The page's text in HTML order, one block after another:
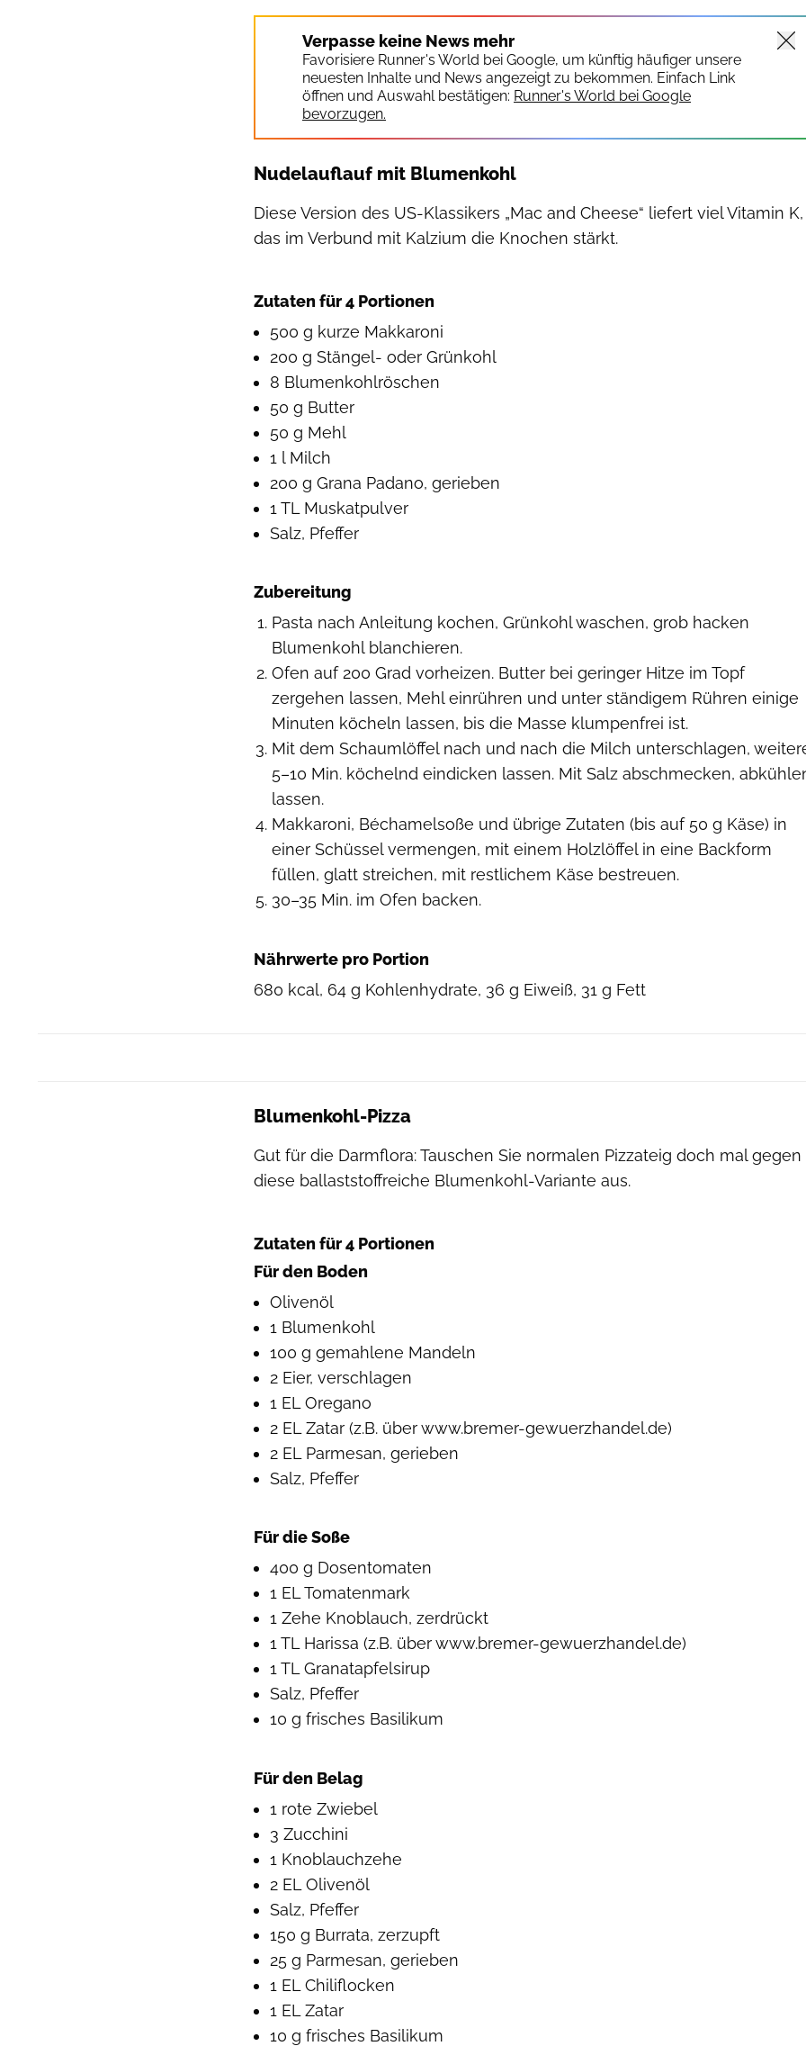
Verpasse keine News mehr
Favorisiere Runner's World bei Google, um künftig häufiger unsere
neuesten Inhalte und News angezeigt zu bekommen. Einfach Link
öffnen und Auswahl bestätigen: Runner's World bei Google
bevorzugen.
Nudelauflauf mit Blumenkohl
Diese Version des US-Klassikers „Mac and Cheese“ liefert viel Vitamin K,
das im Verbund mit Kalzium die Knochen stärkt.
Zutaten für 4 Portionen
500 g kurze Makkaroni
200 g Stängel- oder Grünkohl
8 Blumenkohlröschen
50 g Butter
50 g Mehl
1 l Milch
200 g Grana Padano, gerieben
1 TL Muskatpulver
Salz, Pfeffer
Zubereitung
Pasta nach Anleitung kochen, Grünkohl waschen, grob hacken
Blumenkohl blanchieren.
Ofen auf 200 Grad vorheizen. Butter bei geringer Hitze im Topf
zergehen lassen, Mehl einrühren und unter ständigem Rühren einige
Minuten köcheln lassen, bis die Masse klumpenfrei ist.
Mit dem Schaumlöffel nach und nach die Milch unterschlagen,
5–10 Min. köchelnd eindicken lassen. Mit Salz abschmecken,
lassen.
Makkaroni, Béchamelsoße und übrige Zutaten (bis auf 50 g Käse) in
einer Schüssel vermengen, mit einem Holzlöffel in eine Backform
füllen, glatt streichen, mit restlichem Käse bestreuen.
30–35 Min. im Ofen backen.
Nährwerte pro Portion
680 kcal, 64 g Kohlenhydrate, 36 g Eiweiß, 31 g Fett
Blumenkohl-Pizza
Gut für die Darmflora: Tauschen Sie normalen Pizzateig doch mal gegen
diese ballaststoffreiche Blumenkohl-Variante aus.
Zutaten für 4 Portionen
Für den Boden
Olivenöl
1 Blumenkohl
100 g gemahlene Mandeln
2 Eier, verschlagen
1 EL Oregano
2 EL Zatar (z.B. über www.bremer-gewuerzhandel.de)
2 EL Parmesan, gerieben
Salz, Pfeffer
Für die Soße
400 g Dosentomaten
1 EL Tomatenmark
1 Zehe Knoblauch, zerdrückt
1 TL Harissa (z.B. über www.bremer-gewuerzhandel.de)
1 TL Granatapfelsirup
Salz, Pfeffer
10 g frisches Basilikum
Für den Belag
1 rote Zwiebel
3 Zucchini
1 Knoblauchzehe
2 EL Olivenöl
Salz, Pfeffer
150 g Burrata, zerzupft
25 g Parmesan, gerieben
1 EL Chiliflocken
1 EL Zatar
10 g frisches Basilikum